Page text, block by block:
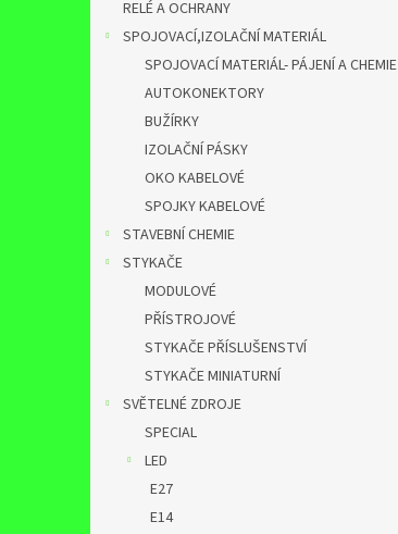
RELÉ A OCHRANY
SPOJOVACÍ,IZOLAČNÍ MATERIÁL
SPOJOVACÍ MATERIÁL- PÁJENÍ A CHEMIE
AUTOKONEKTORY
BUŽÍRKY
IZOLAČNÍ PÁSKY
OKO KABELOVÉ
SPOJKY KABELOVÉ
STAVEBNÍ CHEMIE
STYKAČE
MODULOVÉ
PŘÍSTROJOVÉ
STYKAČE PŘÍSLUŠENSTVÍ
STYKAČE MINIATURNÍ
SVĚTELNÉ ZDROJE
SPECIAL
LED
E27
E14